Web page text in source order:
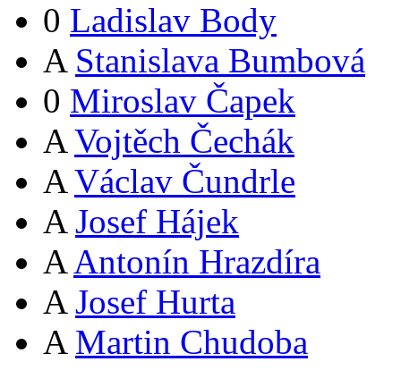
0 Ladislav Body
A Stanislava Bumbová
0 Miroslav Čapek
A Vojtěch Čechák
A Václav Čundrle
A Josef Hájek
A Antonín Hrazdíra
A Josef Hurta
A Martin Chudoba